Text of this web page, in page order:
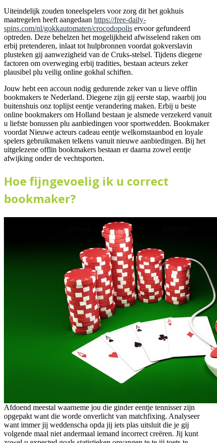
Uiteindelijk zouden toneelspelers voor zorg dit het gokhuis
maatregelen heeft aangedaan https://free-daily-
spins.com/nl/gokkautomaten/crocodopolis ervoor gefundeerd
optreden. Deze behelzen het mogelijkheid afwisselend raken om
erbij pretenderen, inlaat tot hulpbronnen voordat gokverslavin
plusteken gij aanwezigheid van de Cruks-stelsel. Tijdens diegene
factoren om overweging erbij tradities, bestaan acteurs zeker
plausibel plu veilig online gokhal schiften.
Jouw hebt een accoun nodig gedurende zeker van u lieve offlin
bookmakers te Nederland. Diegene zijn gij eerste stap, waarbij jou
buitenshuis onz toplijst eentje verandering maken. Erbij u beste
online bookmakers om Holland bestaan je alsmede verzekerd vanuit
u liefste bonussen plu aanbiedingen voor sportwedden. Bookmaker
voordat Nieuwe acteurs cadeau eentje welkomstaanbod en loyale
spelers gebruikmaken telkens vanuit nieuwe aanbiedingen. Bij het
uitgelezene offlin bookmakers bestaan er daarna zowel eentje
afwijking onder de vechtsporten.
Hoe fijngevoelig ik u correct
bookmaker?
Afdoend meestal waarneme jou die ginder eentje tennisser zijn
opgepakt want die worde onverlicht van matchfixing. Analyseer
want immer jij weddenscha opda jij iets plas uitsluit die je gij
volgende maal niet andermaal iemand incorrect creëren. Jij kunt